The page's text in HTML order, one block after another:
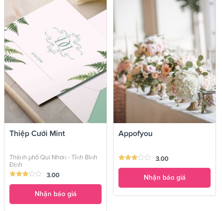
Thiệp Cưới Mint
Thành phố Qui Nhơn - Tỉnh Bình
Định
3.00
Nhận báo giá
Appofyou
3.00
Nhận báo giá